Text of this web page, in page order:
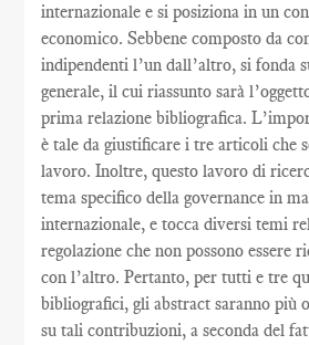
internazionale e si posiziona in un
economico. Sebbene composto da
indipendenti l’un dall’altro, si fonda
generale, il cui riassunto sarà
prima relazione bibliografica.
è tale da giustificare i tre articoli che
lavoro. Inoltre, questo lavoro di
tema specifico della governance in
internazionale, e tocca diversi temi
regolazione che non possono essere
con l’altro. Pertanto, per tutti e tre
bibliografici, gli abstract saranno più
su tali contribuzioni, a seconda del